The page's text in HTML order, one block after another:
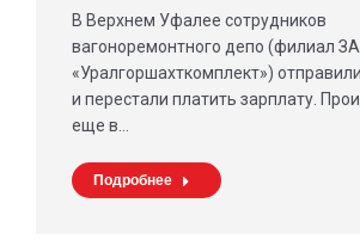
В Верхнем Уфалее сотрудников
вагоноремонтного депо (филиал
«Уралгоршахткомплект»)
и перестали платить зарплату.
еще в…
Подробнее